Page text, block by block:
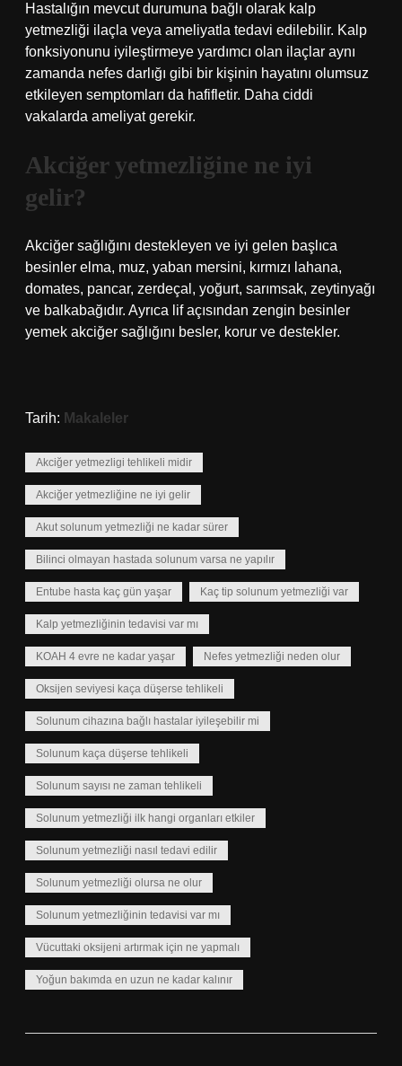
Hastalığın mevcut durumuna bağlı olarak kalp
yetmezliği ilaçla veya ameliyatla tedavi edilebilir. Kalp
fonksiyonunu iyileştirmeye yardımcı olan ilaçlar aynı
zamanda nefes darlığı gibi bir kişinin hayatını olumsuz
etkileyen semptomları da hafifletir. Daha ciddi
vakalarda ameliyat gerekir.
Akciğer yetmezliğine ne iyi
gelir?
Akciğer sağlığını destekleyen ve iyi gelen başlıca
besinler elma, muz, yaban mersini, kırmızı lahana,
domates, pancar, zerdeçal, yoğurt, sarımsak, zeytinyağı
ve balkabağıdır. Ayrıca lif açısından zengin besinler
yemek akciğer sağlığını besler, korur ve destekler.
Tarih: Makaleler
Akciğer yetmezligi tehlikeli midir
Akciğer yetmezliğine ne iyi gelir
Akut solunum yetmezliği ne kadar sürer
Bilinci olmayan hastada solunum varsa ne yapılır
Entube hasta kaç gün yaşar Kaç tip solunum yetmezliği var
Kalp yetmezliğinin tedavisi var mı
KOAH 4 evre ne kadar yaşar Nefes yetmezliği neden olur
Oksijen seviyesi kaça düşerse tehlikeli
Solunum cihazına bağlı hastalar iyileşebilir mi
Solunum kaça düşerse tehlikeli
Solunum sayısı ne zaman tehlikeli
Solunum yetmezliği ilk hangi organları etkiler
Solunum yetmezliği nasıl tedavi edilir
Solunum yetmezliği olursa ne olur
Solunum yetmezliğinin tedavisi var mı
Vücuttaki oksijeni artırmak için ne yapmalı
Yoğun bakımda en uzun ne kadar kalınır